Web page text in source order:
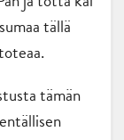
tällä
tämän